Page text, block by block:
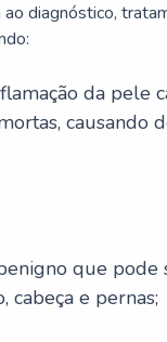
diagnóstico,
da pele
causando
que pode
cabeça e pernas;